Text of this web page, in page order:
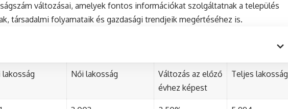
változásai, amelyek fontos információkat szolgáltatnak a település
társadalmi folyamataik és gazdasági trendjeik megértéséhez is.
lakosság Női lakosság
Változás az előző
évhez képest
Teljes lakosság